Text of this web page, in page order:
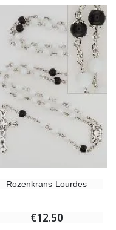
Rozenkrans Lourdes
€12.50